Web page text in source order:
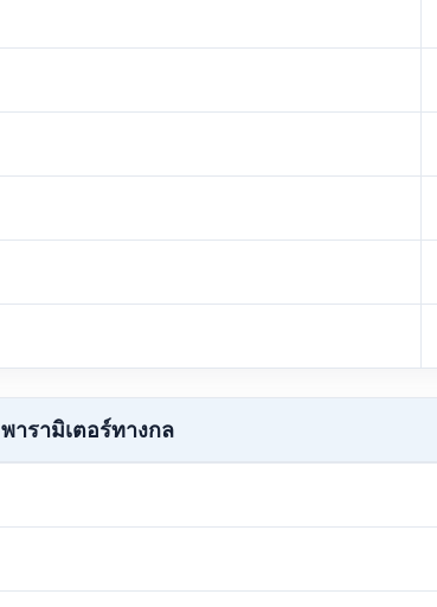
พารามิเตอร์ทางกล